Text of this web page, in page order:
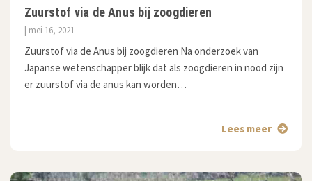
Zuurstof via de Anus bij zoogdieren
| mei 16, 2021
Zuurstof via de Anus bij zoogdieren Na onderzoek van
Japanse wetenschapper blijk dat als zoogdieren in nood zijn
er zuurstof via de anus kan worden…
Lees meer